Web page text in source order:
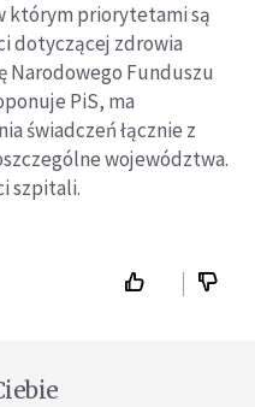
którym priorytetami są
dotyczącej zdrowia
Narodowego Funduszu
PiS, ma
świadczeń łącznie z
województwa.
szpitali.